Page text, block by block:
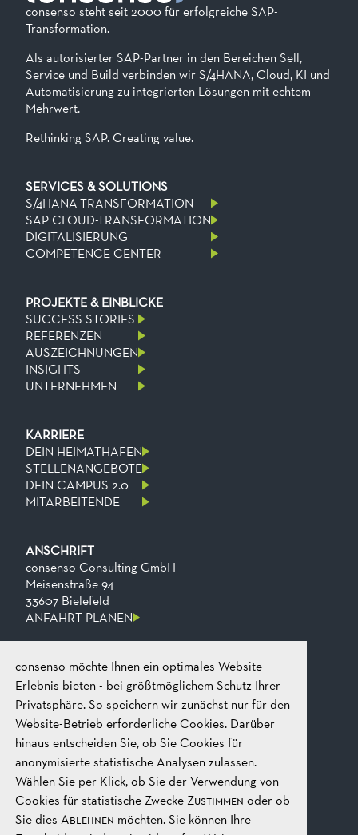
consenso möchte Ihnen ein optimales Website-
Erlebnis bieten - bei größtmöglichem Schutz Ihrer
Privatsphäre. So speichern wir zunächst nur für den
Website-Betrieb erforderliche Cookies. Darüber
hinaus entscheiden Sie, ob Sie Cookies für
anonymisierte statistische Analysen zulassen.
Wählen Sie per Klick, ob Sie der Verwendung von
Cookies für statistische ZweckeZustimmen oder ob
Sie diesAblehnen möchten. Sie können Ihre
consenso steht seit 2000 für erfolgreiche SAP-
Transformation.
Als autorisierter SAP-Partner in den Bereichen Sell,
Service und Build verbinden wir S/4HANA, Cloud, KI und
Automatisierung zu integrierten Lösungen mit echtem
Mehrwert.
Rethinking SAP. Creating value.
SERVICES & SOLUTIONS
S/4HANA-TRANSFORMATION
SAP CLOUD-TRANSFORMATION
DIGITALISIERUNG
COMPETENCE CENTER
PROJEKTE & EINBLICKE
SUCCESS STORIES
REFERENZEN
AUSZEICHNUNGEN
INSIGHTS
UNTERNEHMEN
KARRIERE
DEIN HEIMATHAFEN
STELLENANGEBOTE
DEIN CAMPUS 2.0
MITARBEITENDE
ANSCHRIFT
consenso Consulting GmbH
Meisenstraße 94
33607 Bielefeld
ANFAHRT PLANEN
KONTAKT
Telefon
Fax
E-mail
+49 521 2606 0
+49​ 521​ 2606​ 199
mail@consenso.de
GEPRÄCH STARTEN
RECHTLICHES
IMPRESSUM
DATENSCHUTZ